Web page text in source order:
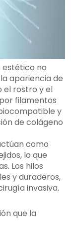
estético no
apariencia de
el rostro y el
filamentos
y
de colágeno
como
lo que
Los hilos
y duraderos,
invasiva.
que la